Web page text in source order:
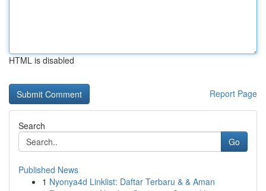
HTML is disabled
Report Page
Search
Go
Published News
1 Nyonya4d Linklist: Daftar Terbaru & & Aman